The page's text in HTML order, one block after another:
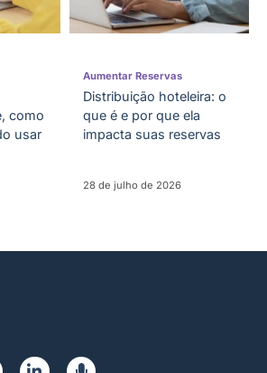
como
usar
Aumentar Reservas
Distribuição hoteleira: o
que é e por que ela
impacta suas reservas
28 de julho de 2026